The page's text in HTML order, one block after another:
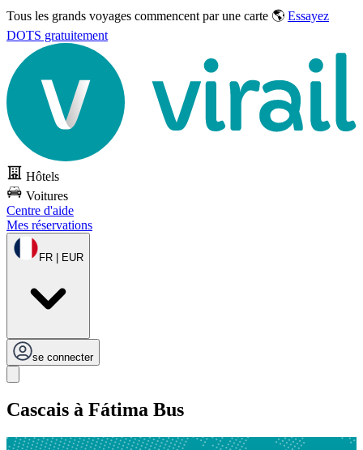
Tous les grands voyages commencent par une carte 🌎 Essayez
DOTS gratuitement
Hôtels
Voitures
Centre d'aide
Mes réservations
FR | EUR
se connecter
Cascais à Fátima Bus